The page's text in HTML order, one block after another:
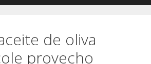
de oliva
provecho